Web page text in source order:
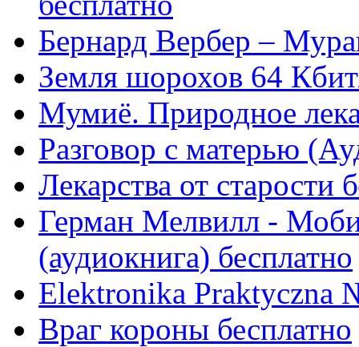
Бернард Вербер –
Земля шорохов 64
Мумиё. Природное
Разговор с матерью
Лекарства от старости
Герман Мелвилл -
(аудиокнига) бесплатно
Elektronika Praktyczna
Враг короны бесплатно